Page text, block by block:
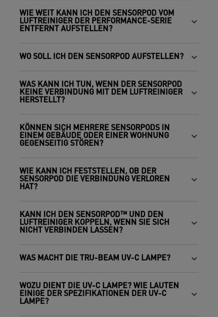
WIE WEIT KANN ICH DEN SENSORPOD VOM
LUFTREINIGER DER PERFORMANCE-SERIE
ENTFERNT AUFSTELLEN?
WO SOLL ICH DEN SENSORPOD AUFSTELLEN?
WAS KANN ICH TUN, WENN DER SENSORPOD
KEINE VERBINDUNG MIT DEM LUFTREINIGER
HERSTELLT?
KÖNNEN SICH MEHRERE SENSORPODS IN
EINEM GEBÄUDE ODER EINER WOHNUNG
GEGENSEITIG STÖREN?
WIE KANN ICH FESTSTELLEN, OB DER
SENSORPOD DIE VERBINDUNG VERLOREN
HAT?
KANN ICH DEN SENSORPOD™ UND DEN
LUFTREINIGER KOPPELN, WENN SIE SICH
NICHT VERBINDEN LASSEN?
WAS MACHT DIE TRU-BEAM UV-C LAMPE?
WOZU DIENT DIE UV-C LAMPE? WIE LAUTEN
EINIGE DER SPEZIFIKATIONEN DER UV-C
LAMPE?